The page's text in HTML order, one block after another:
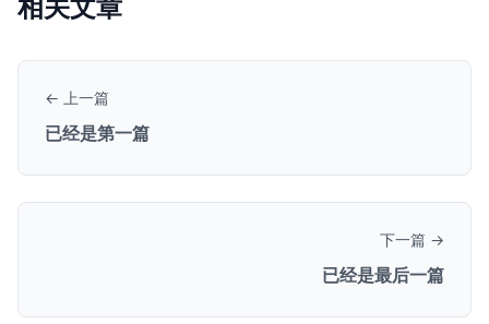
相关文章
← 上一篇
已经是第一篇
下一篇 →
已经是最后一篇